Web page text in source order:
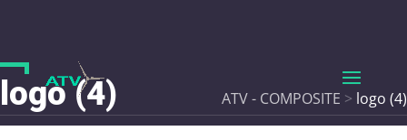
logo (4) ATV - COMPOSITE > logo (4)